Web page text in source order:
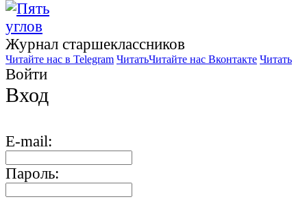
Журнал старшекласcников
Читайте нас в Telegram ЧитатьЧитайте нас Вконтакте Читать
Войти
Вход
E-mail:
Пароль: